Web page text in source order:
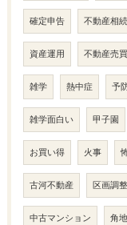
確定申告 不動産相続
資産運用 不動産売買
雑学 熱中症 予
雑学面白い 甲子園
お買い得 火事
古河不動産 区画調
中古マンション 角地